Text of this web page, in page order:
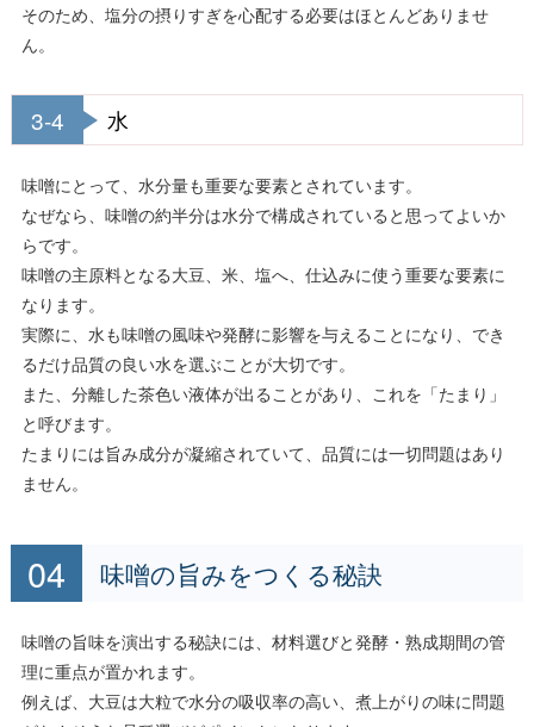
そのため、塩分の摂りすぎを心配する必要はほとんどありませ
ん。
3-4 水
味噌にとって、水分量も重要な要素とされています。
なぜなら、味噌の約半分は水分で構成されていると思ってよいか
らです。
味噌の主原料となる大豆、米、塩へ、仕込みに使う重要な要素に
なります。
実際に、水も味噌の風味や発酵に影響を与えることになり、でき
るだけ品質の良い水を選ぶことが大切です。
また、分離した茶色い液体が出ることがあり、これを「たまり」
と呼びます。
たまりには旨み成分が凝縮されていて、品質には一切問題はあり
ません。
味噌の旨みをつくる秘訣
味噌の旨味を演出する秘訣には、材料選びと発酵・熟成期間の管
理に重点が置かれます。
例えば、大豆は大粒で水分の吸収率の高い、煮上がりの味に問題